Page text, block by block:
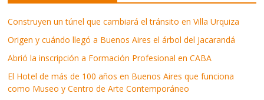
Construyen un túnel que cambiará el tránsito en Villa Urquiza
Origen y cuándo llegó a Buenos Aires el árbol del Jacarandá
Abrió la inscripción a Formación Profesional en CABA
El Hotel de más de 100 años en Buenos Aires que funciona
como Museo y Centro de Arte Contemporáneo